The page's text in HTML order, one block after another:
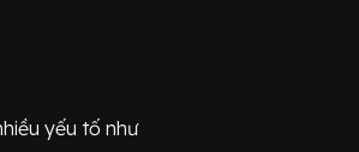
yếu tố như